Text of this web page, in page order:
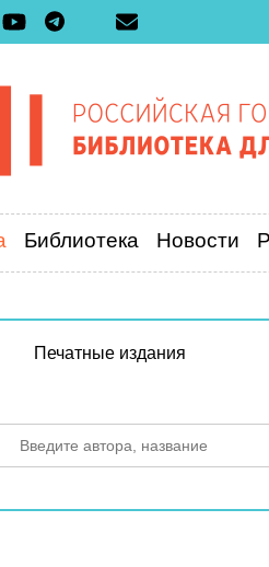
Библиотека Новости
Печатные издания